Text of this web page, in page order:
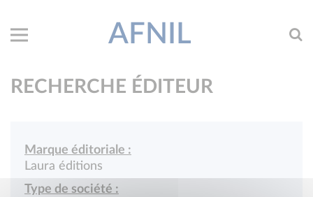
AFNIL
RECHERCHE ÉDITEUR
Marque éditoriale :
Laura éditions
Type de société :